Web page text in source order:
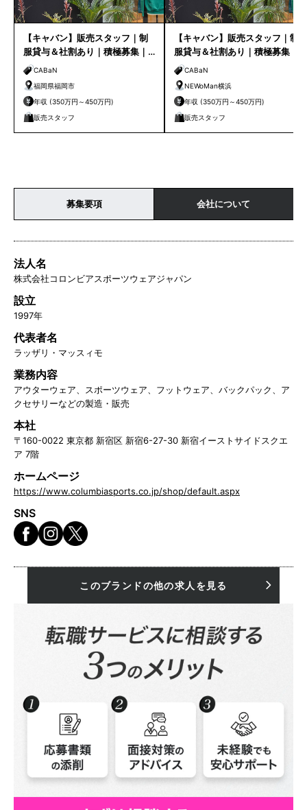
【キャバン】販売スタッフ｜制
服貸与＆社割あり｜積極募集｜
福岡店
CABaN
福岡県福岡市
年収 (350万円～450万円)
販売スタッフ
【キャバン】販売スタッフ｜制
服貸与＆社割あり｜積極募集｜
NEWoMan横浜
CABaN
NEWoMan横浜
年収 (350万円～450万円)
販売スタッフ
募集要項 会社について
法人名
株式会社コロンビアスポーツウェアジャパン
設立
1997年
代表者名
ラッザリ・マッスィモ
業務内容
アウターウェア、スポーツウェア、フットウェア、バックパック、ア
クセサリーなどの製造・販売
本社
〒160-0022 東京都 新宿区 新宿6-27-30 新宿イーストサイドスクエ
ア 7階
ホームページ
https://www.columbiasports.co.jp/shop/default.aspx
SNS
このブランドの他の求人を見る